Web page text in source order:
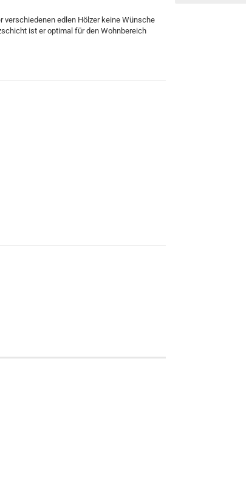
verschiedenen edlen Hölzer keine Wünsche
ist er optimal für den Wohnbereich